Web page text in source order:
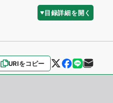
目録詳細を開く
URIをコピー